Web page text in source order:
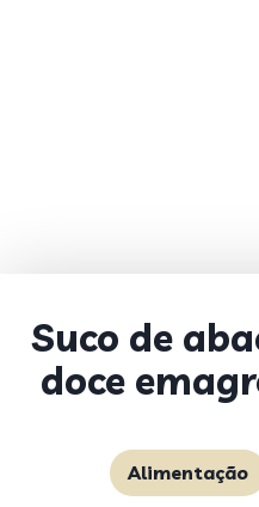
Suco de
doce
Alimentação